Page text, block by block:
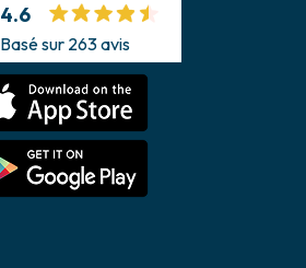
4.6
Basé sur 263 avis